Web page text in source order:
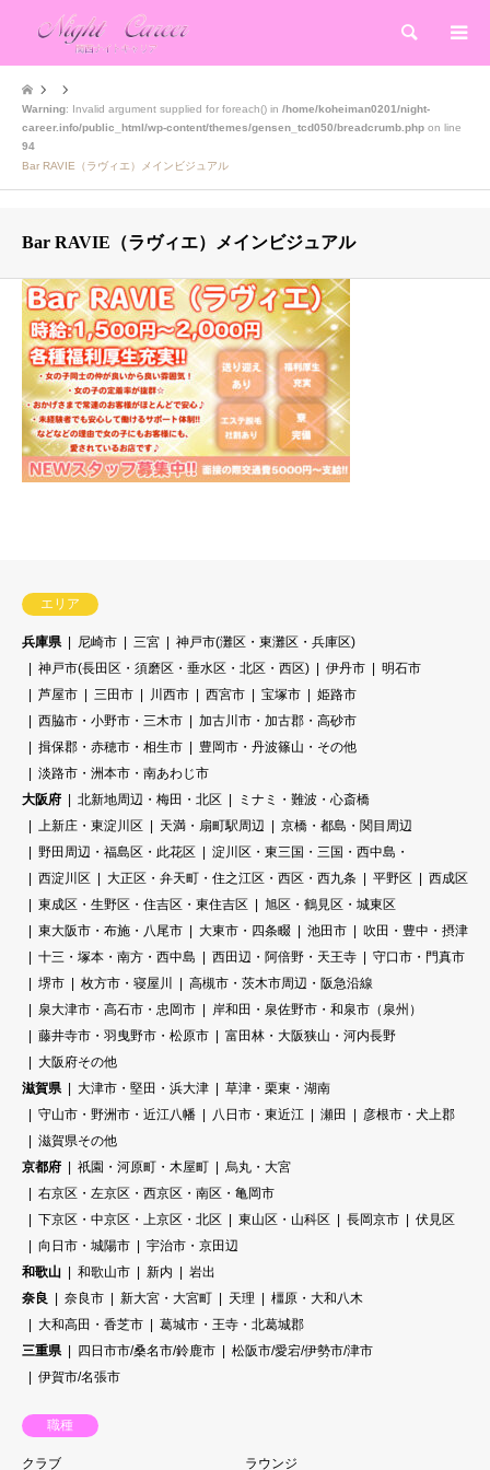
検索
Warning: Invalid argument supplied for foreach() in /home/koheiman0201/night-
career.info/public_html/wp-content/themes/gensen_tcd050/breadcrumb.php on line
94
Bar RAVIE（ラヴィエ）メインビジュアル
Bar RAVIE（ラヴィエ）メインビジュアル
エリア
兵庫県 尼崎市 三宮
神戸市(灘区・東灘区・兵庫区)
神戸市(長田区・須磨区・垂水区・北区・西区)
伊丹市
明石市
芦屋市
三田市 川西市 西宮市 宝塚市
姫路市
西脇市・小野市・三木市
加古川市・加古郡・高砂市
揖保郡・赤穂市・相生市
豊岡市・丹波篠山・その他
淡路市・洲本市・南あわじ市
大阪府
北新地周辺・梅田・北区
ミナミ・難波・心斎橋
上新庄・東淀川区
天満・扇町駅周辺
京橋・都島・関目周辺
野田周辺・福島区・此花区
淀川区・東三国・三国・西中島・
西淀川区
大正区・弁天町・住之江区・西区・西九条 平野区
西成区
東成区・生野区・住吉区・東住吉区
旭区・鶴見区・城東区
東大阪市・布施・八尾市
大東市・四条畷 池田市
吹田・豊中・摂津
十三・塚本・南方・西中島
西田辺・阿倍野・天王寺
守口市・門真市
堺市
枚方市・寝屋川
高槻市・茨木市周辺・阪急沿線
泉大津市・高石市・忠岡市
岸和田・泉佐野市・和泉市（泉州）
藤井寺市・羽曳野市・松原市
富田林・大阪狭山・河内長野
大阪府その他
滋賀県
大津市・堅田・浜大津
草津・栗東・湖南
守山市・野洲市・近江八幡
八日市・東近江 瀬田
彦根市・犬上郡
滋賀県その他
京都府
祇園・河原町・木屋町
烏丸・大宮
右京区・左京区・西京区・南区・亀岡市
下京区・中京区・上京区・北区
東山区・山科区 長岡京市
伏見区
向日市・城陽市
宇治市・京田辺
和歌山
和歌山市 新内
岩出
奈良
奈良市 新大宮・大宮町 天理
橿原・大和八木
大和高田・香芝市
葛城市・王寺・北葛城郡
三重県
四日市市/桑名市/鈴鹿市
松阪市/愛宕/伊勢市/津市
伊賀市/名張市
職種
クラブ ラウンジ